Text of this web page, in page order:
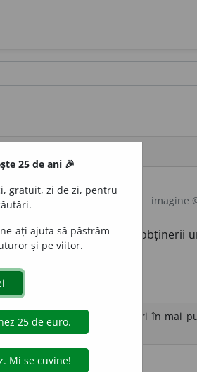
imagine
efort maxim în vederea obținerii
care a alergat 100 de metri în mai
25 de ani 🎉
gratuit, zi de zi, pentru
ați ajuta să păstrăm
și pe viitor.